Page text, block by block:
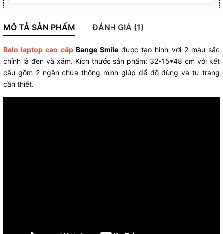
MÔ TẢ SẢN PHẨM ĐÁNH GIÁ (1)
Balo laptop cao cấpBange Smileđược tạo hình với 2 màu sắc
chính là đen và xám. Kích thước sản phẩm: 32*15*48 cm với kết
cấu gồm 2 ngăn chứa thông minh giúp để đồ dùng và tư trang
cần thiết.